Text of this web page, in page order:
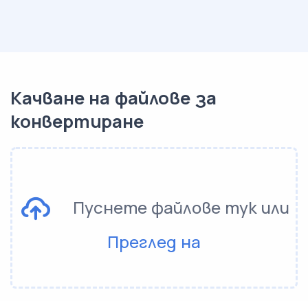
Качване на файлове за
конвертиране
Пуснете файлове тук или
Преглед на